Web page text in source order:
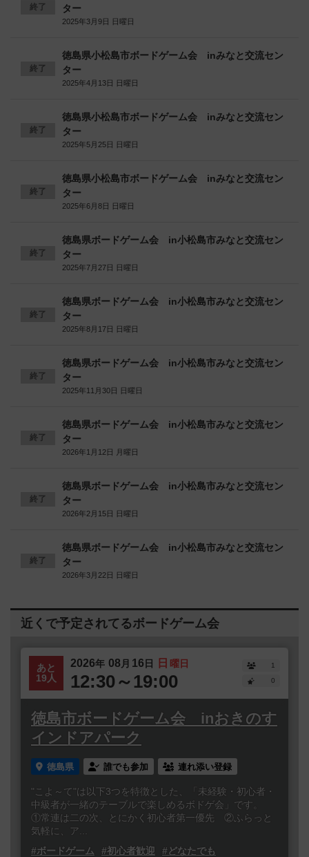
終了
ター
2025年3月9日 日曜日
終了
徳島県小松島市ボードゲーム会 inみなと交流セン
ター
2025年4月13日 日曜日
終了
徳島県小松島市ボードゲーム会 inみなと交流セン
ター
2025年5月25日 日曜日
終了
徳島県小松島市ボードゲーム会 inみなと交流セン
ター
2025年6月8日 日曜日
終了
徳島県ボードゲーム会 in小松島市みなと交流セン
ター
2025年7月27日 日曜日
終了
徳島県ボードゲーム会 in小松島市みなと交流セン
ター
2025年8月17日 日曜日
終了
徳島県ボードゲーム会 in小松島市みなと交流セン
ター
2025年11月30日 日曜日
終了
徳島県ボードゲーム会 in小松島市みなと交流セン
ター
2026年1月12日 月曜日
終了
徳島県ボードゲーム会 in小松島市みなと交流セン
ター
2026年2月15日 日曜日
終了
徳島県ボードゲーム会 in小松島市みなと交流セン
ター
2026年3月22日 日曜日
近くで予定されてるボードゲーム会
あと
19人
2026年 08 月 16日 日 曜日
12:30～19:00
1
0
徳島市ボードゲーム会 inおきのす
インドアパーク
徳島県 誰でも参加 連れ添い登録
"こよ～て"は以下3つを特徴とした、「未経験・初心者・
中級者が一緒のテーブルで楽しめるボドゲ会」です。
①常連は二の次、とにかく初心者第一優先 ②ふらっと
気軽に、ア...
#ボードゲーム
#初心者歓迎 #どなたでも